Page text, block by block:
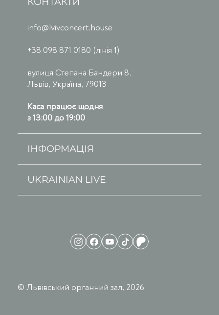
© Львівський органний зал, 2026
info@lvivconcert.house
+38 098 871 0180 (лінія 1)
вулиця Степана Бандери 8,
Львів, Україна, 79013
Каса працює щодня
з 13:00 до 19:00
ІНФОРМАЦІЯ
UKRAINIAN LIVE